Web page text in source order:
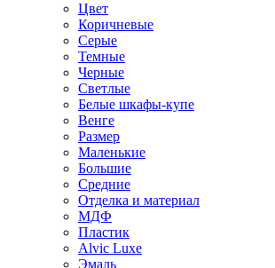
Цвет
Коричневые
Серые
Темные
Черные
Светлые
Белые шкафы-купе
Венге
Размер
Маленькие
Большие
Средние
Отделка и материал
МДФ
Пластик
Alvic Luxe
Эмаль